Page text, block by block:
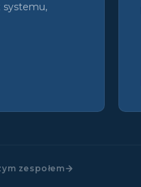
systemu,
zespołem